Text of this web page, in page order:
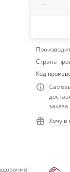
Страна
Код
заказа
Хочу в